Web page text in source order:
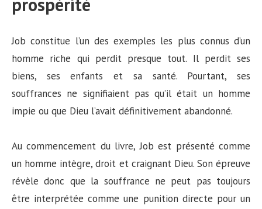
Job constitue l’un des exemples les plus connus d’un
homme riche qui perdit presque tout. Il perdit ses
biens, ses enfants et sa santé. Pourtant, ses
souffrances ne signifiaient pas qu’il était un homme
impie ou que Dieu l’avait définitivement abandonné.
Au commencement du livre, Job est présenté comme
un homme intègre, droit et craignant Dieu. Son épreuve
révèle donc que la souffrance ne peut pas toujours
être interprétée comme une punition directe pour un